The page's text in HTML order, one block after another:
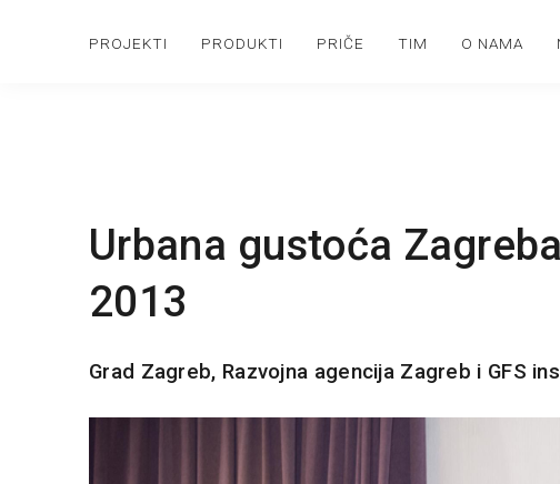
PROJEKTI PRODUKTI PRIČE TIM O NAMA
Urbana gustoća
2013
Grad Zagreb, Razvojna agencija Zagreb i GFS